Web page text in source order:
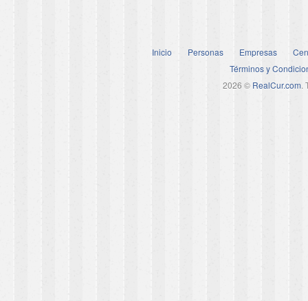
Inicio Personas Empresas
Términos y
2026 © RealCur.com.